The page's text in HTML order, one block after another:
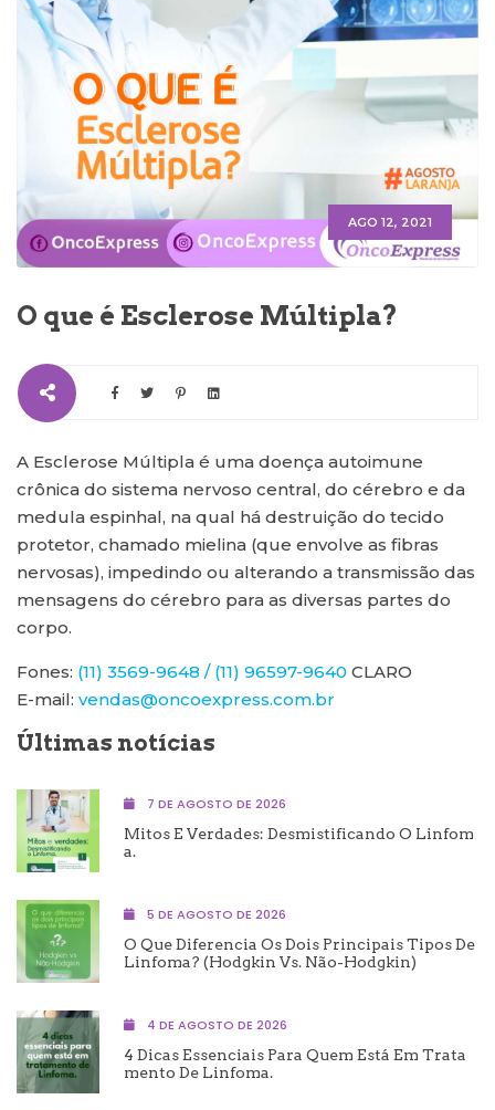
AGO 12, 2021
O que é Esclerose Múltipla?
A Esclerose Múltipla é uma doença autoimune
crônica do sistema nervoso central, do cérebro e da
medula espinhal, na qual há destruição do tecido
protetor, chamado mielina (que envolve as fibras
nervosas), impedindo ou alterando a transmissão das
mensagens do cérebro para as diversas partes do
corpo.
Fones: (11) 3569-9648 / (11) 96597-9640 CLARO
E-mail: vendas@oncoexpress.com.br
Últimas notícias
7 DE AGOSTO DE 2026
Mitos E Verdades: Desmistificando O Linfom
A.
5 DE AGOSTO DE 2026
O Que Diferencia Os Dois Principais Tipos De
Linfoma? (Hodgkin Vs. Não-Hodgkin)
4 DE AGOSTO DE 2026
4 Dicas Essenciais Para Quem Está Em Trata
Mento De Linfoma.